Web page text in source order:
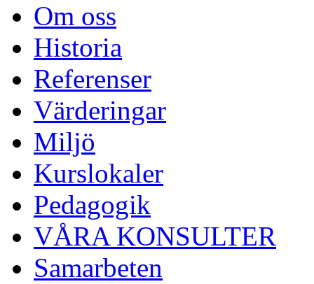
Om oss
Historia
Referenser
Värderingar
Miljö
Kurslokaler
Pedagogik
VÅRA KONSULTER
Samarbeten